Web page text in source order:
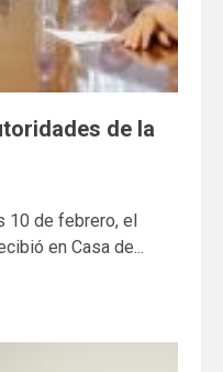
de la
10 de febrero, el
en Casa de...